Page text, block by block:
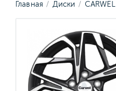
Главная Диски CARWEL